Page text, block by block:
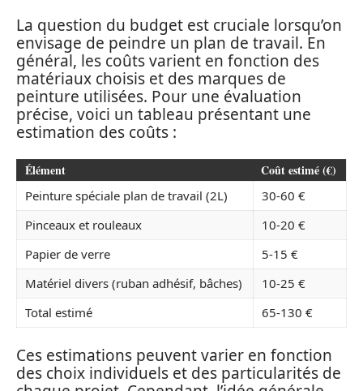
La question du budget est cruciale lorsqu’on
envisage de peindre un plan de travail. En
général, les coûts varient en fonction des
matériaux choisis et des marques de
peinture utilisées. Pour une évaluation
précise, voici un tableau présentant une
estimation des coûts :
Élément Coût estimé (€)
Peinture spéciale plan de travail (2L)
30-60 €
Pinceaux et rouleaux
10-20 €
Papier de verre
5-15 €
Matériel divers (ruban adhésif, bâches)
10-25 €
Total estimé
65-130 €
Ces estimations peuvent varier en fonction
des choix individuels et des particularités de